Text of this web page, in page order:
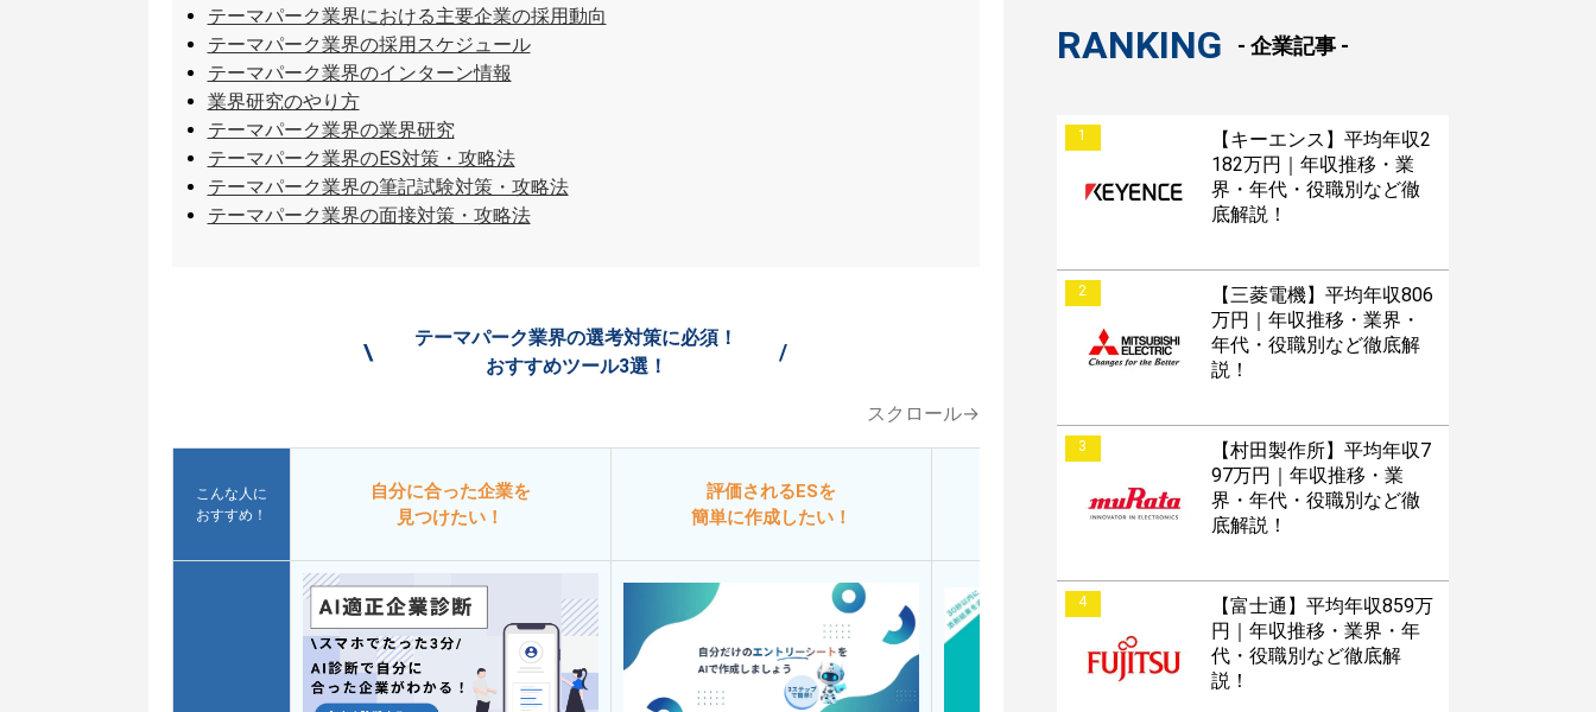
テーマパーク業界における主要企業の採用動向
テーマパーク業界の採用スケジュール
テーマパーク業界のインターン情報
業界研究のやり方
テーマパーク業界の業界研究
テーマパーク業界のES対策・攻略法
テーマパーク業界の筆記試験対策・攻略法
テーマパーク業界の面接対策・攻略法
\
テーマパーク業界の選考対策に必須！
おすすめツール3選！
/
スクロール→
こんな人に
おすすめ！
自分に合った企業を
見つけたい！
評価されるESを
簡単に作成したい！
今すぐESを
添削してほしい！
RANKING - 企業記事 -
1
【キーエンス】平均年収2
182万円｜年収推移・業
界・年代・役職別など徹
底解説！
2
【三菱電機】平均年収806
万円｜年収推移・業界・
年代・役職別など徹底解
説！
3
【村田製作所】平均年収7
97万円｜年収推移・業
界・年代・役職別など徹
底解説！
4
【富士通】平均年収859万
円｜年収推移・業界・年
代・役職別など徹底解
説！